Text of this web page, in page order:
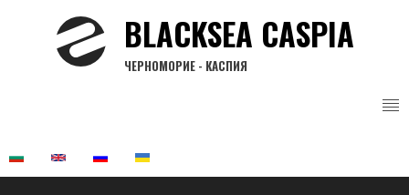
BLACKSEA CASPIA
ЧЕРНОМОРИЕ - КАСПИЯ